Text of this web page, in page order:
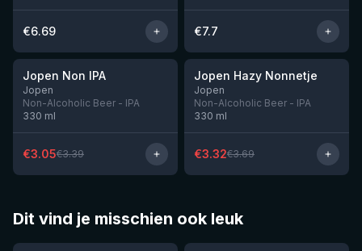
€6.69 €7.7
★ 3.11 10%
Jopen Non IPA
Jopen
Non-Alcoholic Beer - IPA
330 ml
€3.05€3.39
Nog 10
★ 3.17 10%
Jopen Hazy Nonnetje
Jopen
Non-Alcoholic Beer - IPA
330 ml
€3.32€3.69
Dit vind je misschien ook leuk
★4.46 ★4.26